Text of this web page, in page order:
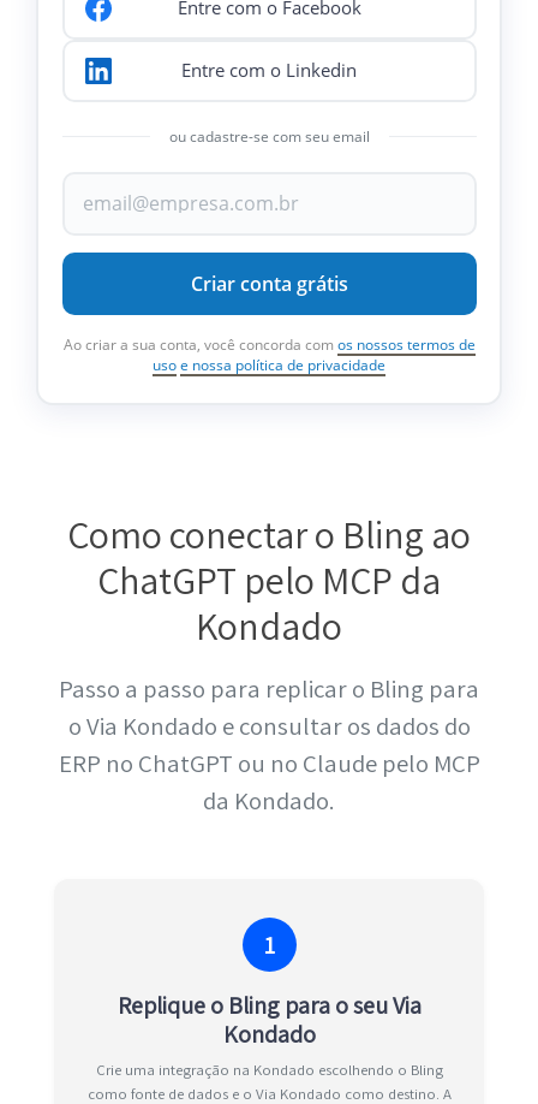
Entre com o Facebook
Entre com o Linkedin
ou cadastre-se com seu email
Criar conta grátis
Ao criar a sua conta, você concorda com os nossos termos de
uso e nossa política de privacidade
Como conectar o Bling ao
ChatGPT pelo MCP da
Kondado
Passo a passo para replicar o Bling para
o Via Kondado e consultar os dados do
ERP no ChatGPT ou no Claude pelo MCP
da Kondado.
1
Replique o Bling para o seu Via
Kondado
Crie uma integração na Kondado escolhendo o Bling
como fonte de dados e o Via Kondado como destino. A